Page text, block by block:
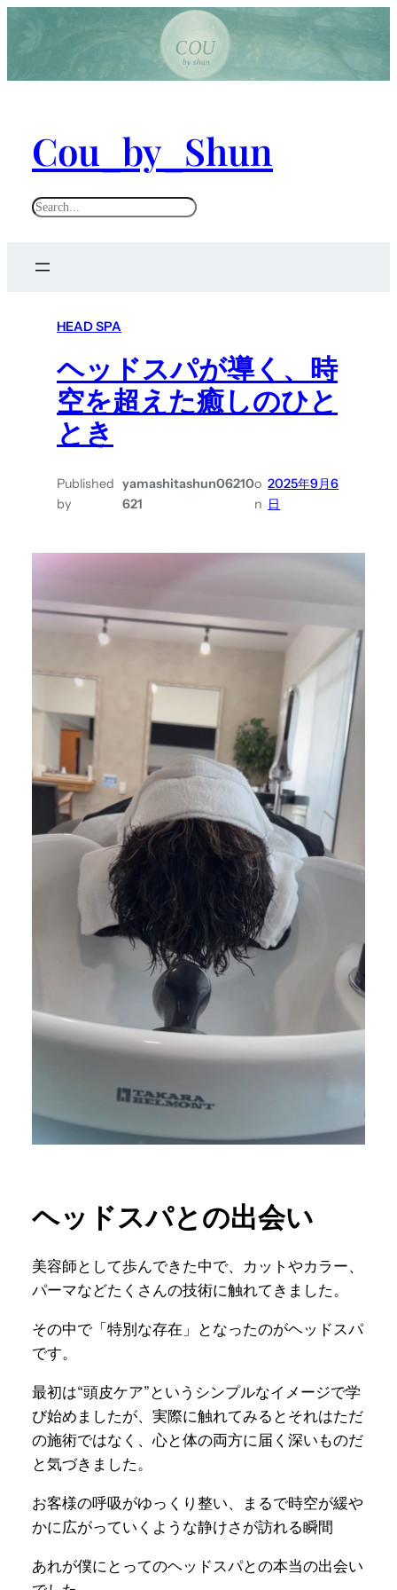
Cou_by_Shun
S
HEAD SPA
ヘッドスパが導く、時
空を超えた癒しのひと
とき
Published
by
yamashitashun06210
621
o
n
2025年9月6
日
ヘッドスパとの出会い
美容師として歩んできた中で、カットやカラー、
パーマなどたくさんの技術に触れてきました。
その中で「特別な存在」となったのがヘッドスパ
です。
最初は“頭皮ケア”というシンプルなイメージで学
び始めましたが、実際に触れてみるとそれはただ
の施術ではなく、心と体の両方に届く深いものだ
と気づきました。
お客様の呼吸がゆっくり整い、まるで時空が緩や
かに広がっていくような静けさが訪れる瞬間
あれが僕にとってのヘッドスパとの本当の出会い